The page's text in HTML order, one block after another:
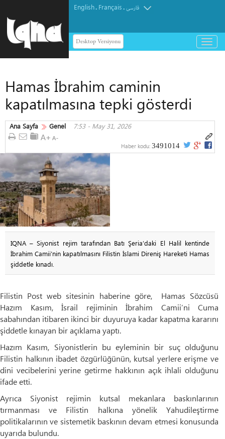
English. Français.فارسی
Desktop Versiyonu
باز
و
Hamas İbrahim caminin
kapatılmasına tepki gösterdi
Ana Sayfa Genel 7:53 - May 31, 2026
Haber kodu: 3491014
IQNA – Siyonist rejim tarafından Batı Şeria’daki El Halil kentinde
İbrahim Camii’nin kapatılmasını Filistin İslami Direniş Hareketi Hamas
şiddetle kınadı.
Filistin Post web sitesinin haberine göre, Hamas Sözcüsü
Hazım Kasım, İsrail rejiminin İbrahim Camii’ni Cuma
sabahından itibaren ikinci bir duyuruya kadar kapatma kararını
şiddetle kınayan bir açıklama yaptı.
Hazım Kasım, Siyonistlerin bu eyleminin bir suç olduğunu
Filistin halkının ibadet özgürlüğünün, kutsal yerlere erişme ve
dini vecibelerini yerine getirme hakkının açık ihlali olduğunu
ifade etti.
Ayrıca Siyonist rejimin kutsal mekanlara baskınlarının
tırmanması ve Filistin halkına yönelik Yahudileştirme
politikalarının ve sistemetik baskının devam etmesi konusunda
uyarıda bulundu.